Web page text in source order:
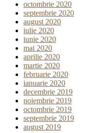
octombrie 2020
septembrie 2020
august 2020
iulie 2020
iunie 2020
mai 2020
aprilie 2020
martie 2020
februarie 2020
ianuarie 2020
decembrie 2019
noiembrie 2019
octombrie 2019
septembrie 2019
august 2019